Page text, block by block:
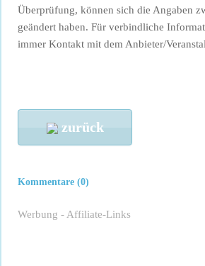
Überprüfung, können sich die Angaben
geändert haben. Für verbindliche
immer Kontakt mit dem Anbieter/
zurück
Kommentare (0)
Werbung - Affiliate-Links